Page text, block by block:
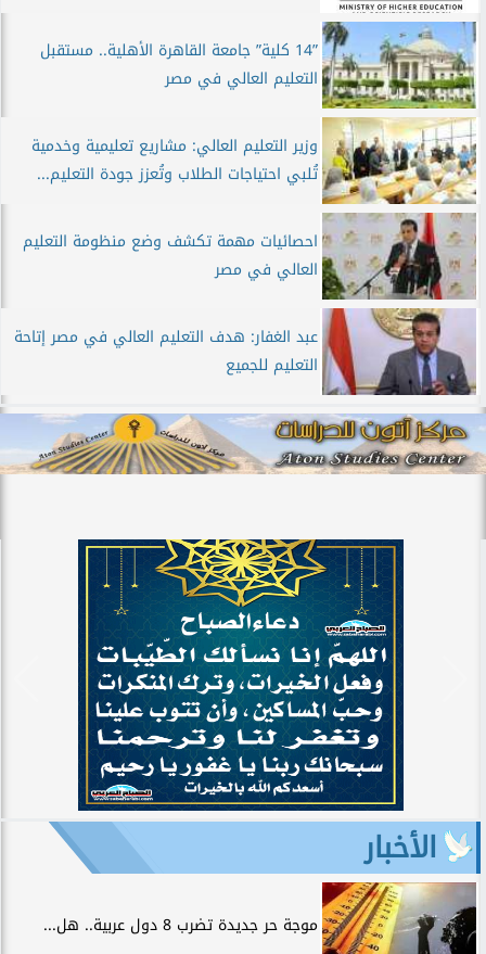
”14 كلية” جامعة القاهرة الأهلية.. مستقبل
التعليم العالي في مصر
وزير التعليم العالي: مشاريع تعليمية وخدمية
تُلبي احتياجات الطلاب وتُعزز جودة التعليم...
احصائيات مهمة تكشف وضع منظومة التعليم
العالي في مصر
عبد الغفار: هدف التعليم العالي في مصر إتاحة
التعليم للجميع
الأخبار
موجة حر جديدة تضرب 8 دول عربية.. هل...